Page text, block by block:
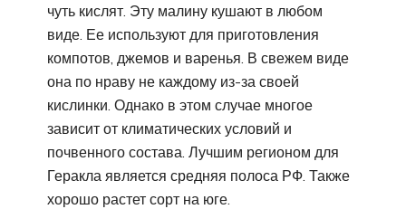
чуть кислят. Эту малину кушают в любом
виде. Ее используют для приготовления
компотов, джемов и варенья. В свежем виде
она по нраву не каждому из-за своей
кислинки. Однако в этом случае многое
зависит от климатических условий и
почвенного состава. Лучшим регионом для
Геракла является средняя полоса РФ. Также
хорошо растет сорт на юге.